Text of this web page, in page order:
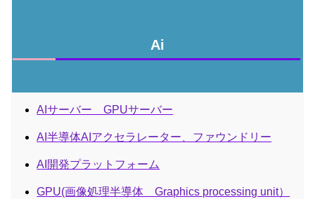
Ai
AIサーバー GPUサーバー
AI半導体AIアクセラレーター、ファウンドリー
AI開発プラットフォーム
GPU(画像処理半導体 Graphics processing unit）